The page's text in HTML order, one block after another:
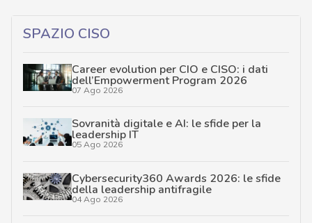
SPAZIO CISO
Career evolution per CIO e CISO: i dati
dell’Empowerment Program 2026
07 Ago 2026
Sovranità digitale e AI: le sfide per la
leadership IT
05 Ago 2026
Cybersecurity360 Awards 2026: le sfide
della leadership antifragile
04 Ago 2026